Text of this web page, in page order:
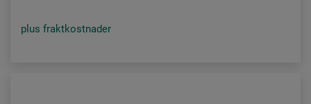
plus fraktkostnader